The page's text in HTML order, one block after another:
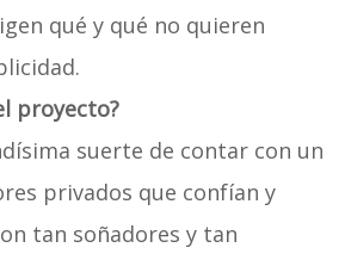
qué y qué no quieren
proyecto?
suerte de contar con un
privados que confían y
tan soñadores y tan